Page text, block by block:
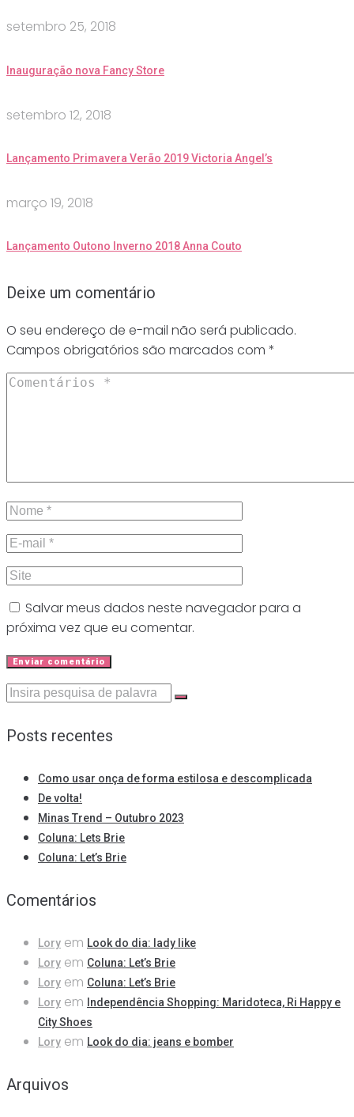
setembro 25, 2018
Inauguração nova Fancy Store
setembro 12, 2018
Lançamento Primavera Verão 2019 Victoria Angel’s
março 19, 2018
Lançamento Outono Inverno 2018 Anna Couto
Deixe um comentário
O seu endereço de e-mail não será publicado.
Campos obrigatórios são marcados com *
Salvar meus dados neste navegador para a
próxima vez que eu comentar.
Procurar:
Posts recentes
Como usar onça de forma estilosa e descomplicada
De volta!
Minas Trend – Outubro 2023
Coluna: Lets Brie
Coluna: Let’s Brie
Comentários
Lory em Look do dia: lady like
Lory em Coluna: Let’s Brie
Lory em Coluna: Let’s Brie
Lory em
Independência Shopping: Maridoteca, Ri Happy e
City Shoes
Lory em Look do dia: jeans e bomber
Arquivos